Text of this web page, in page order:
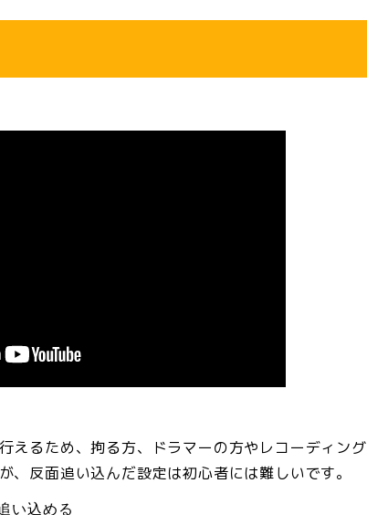
えるため、拘る方、ドラマーの方やレコーディング
、反面追い込んだ設定は初心者には難しいです。
い込める